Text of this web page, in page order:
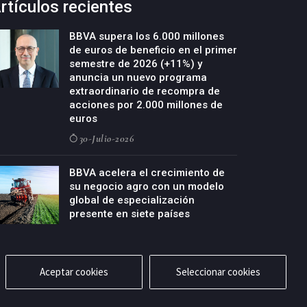
recientes
BBVA supera los 6.000 millones
de euros de beneficio en el primer
semestre de 2026 (+11%) y
anuncia un nuevo programa
extraordinario de recompra de
acciones por 2.000 millones de
euros
30-Julio-2026
BBVA acelera el crecimiento de
su negocio agro con un modelo
global de especialización
presente en siete países
Aceptar cookies Seleccionar cookies